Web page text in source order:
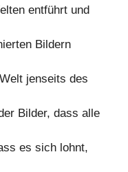
entführt und
Bildern
jenseits des
Bilder, dass alle
es sich lohnt,